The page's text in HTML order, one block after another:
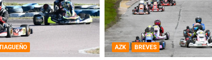
AZK BREVES